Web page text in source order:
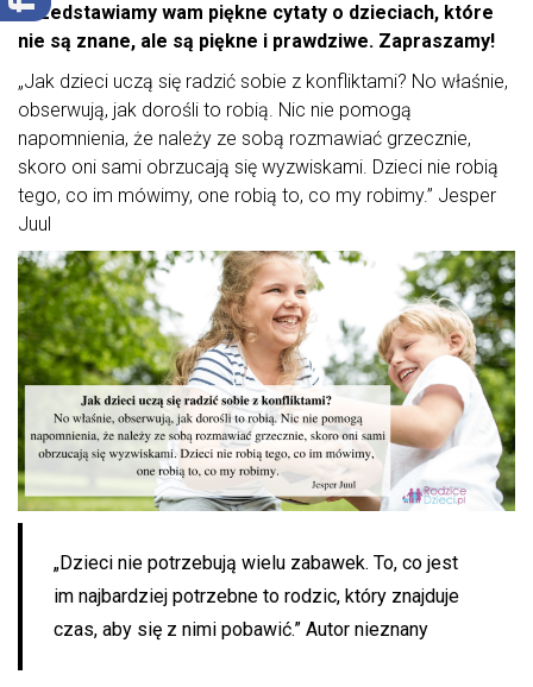
Przedstawiamy wam piękne cytaty o dzieciach, które
nie są znane, ale są piękne i prawdziwe. Zapraszamy!
„Jak dzieci uczą się radzić sobie z konfliktami? No właśnie,
obserwują, jak dorośli to robią. Nic nie pomogą
napomnienia, że należy ze sobą rozmawiać grzecznie,
skoro oni sami obrzucają się wyzwiskami. Dzieci nie robią
tego, co im mówimy, one robią to, co my robimy.” Jesper
Juul
„Dzieci nie potrzebują wielu zabawek. To, co jest
im najbardziej potrzebne to rodzic, który znajduje
czas, aby się z nimi pobawić.” Autor nieznany